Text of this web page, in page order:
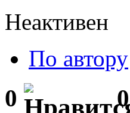
Неактивен
По автору
0 0